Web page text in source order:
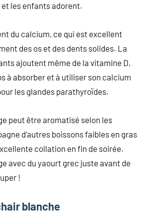
et les enfants adorent.
du calcium, ce qui est excellent
des os et des dents solides. La
ajoutent même de la vitamine D,
à absorber et à utiliser son calcium
les glandes parathyroïdes.
peut être aromatisé selon les
d’autres boissons faibles en gras
collation en fin de soirée.
avec du yaourt grec juste avant de
!
blanche